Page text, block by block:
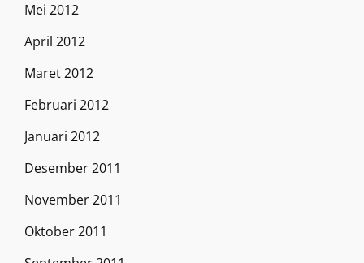
Mei 2012
April 2012
Maret 2012
Februari 2012
Januari 2012
Desember 2011
November 2011
Oktober 2011